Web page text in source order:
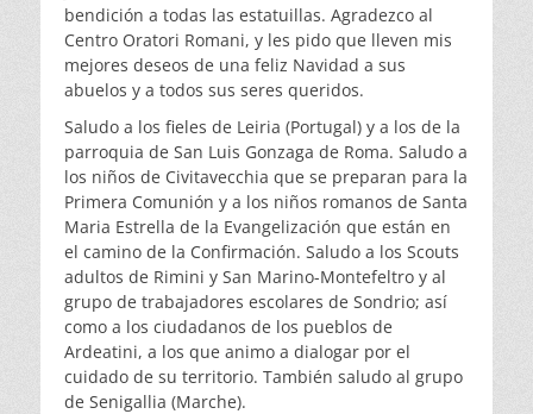
bendición a todas las estatuillas. Agradezco al
Centro Oratori Romani, y les pido que lleven mis
mejores deseos de una feliz Navidad a sus
abuelos y a todos sus seres queridos.
Saludo a los fieles de Leiria (Portugal) y a los de la
parroquia de San Luis Gonzaga de Roma. Saludo a
los niños de Civitavecchia que se preparan para la
Primera Comunión y a los niños romanos de Santa
Maria Estrella de la Evangelización que están en
el camino de la Confirmación. Saludo a los Scouts
adultos de Rimini y San Marino-Montefeltro y al
grupo de trabajadores escolares de Sondrio; así
como a los ciudadanos de los pueblos de
Ardeatini, a los que animo a dialogar por el
cuidado de su territorio. También saludo al grupo
de Senigallia (Marche).